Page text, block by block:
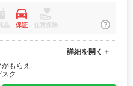
品 保証 任意保険
もらえ
ク
詳細を開く＋